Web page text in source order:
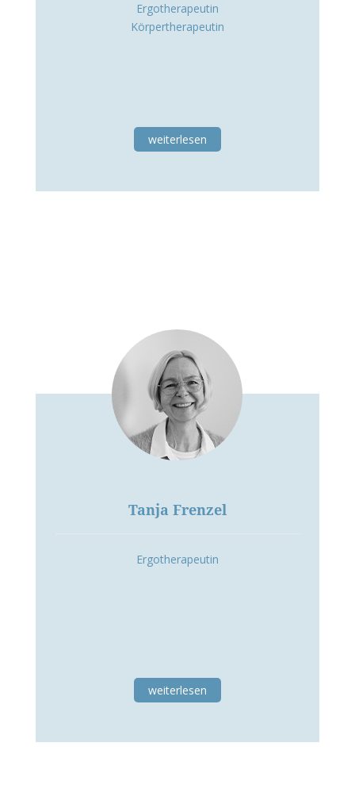
Ergotherapeutin
Körpertherapeutin
weiterlesen
Tanja Frenzel
Ergotherapeutin
weiterlesen